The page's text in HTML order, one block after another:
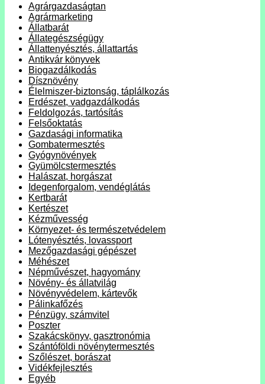
Agrárgazdaságtan
Agrármarketing
Állatbarát
Állategészségügy
Állattenyésztés, állattartás
Antikvár könyvek
Biogazdálkodás
Dísznövény
Élelmiszer-biztonság, táplálkozás
Erdészet, vadgazdálkodás
Feldolgozás, tartósítás
Felsőoktatás
Gazdasági informatika
Gombatermesztés
Gyógynövények
Gyümölcstermesztés
Halászat, horgászat
Idegenforgalom, vendéglátás
Kertbarát
Kertészet
Kézművesség
Környezet- és természetvédelem
Lótenyésztés, lovassport
Mezőgazdasági gépészet
Méhészet
Népművészet, hagyomány
Növény- és állatvilág
Növényvédelem, kártevők
Pálinkafőzés
Pénzügy, számvitel
Poszter
Szakácskönyv, gasztronómia
Szántóföldi növénytermesztés
Szőlészet, borászat
Vidékfejlesztés
Egyéb